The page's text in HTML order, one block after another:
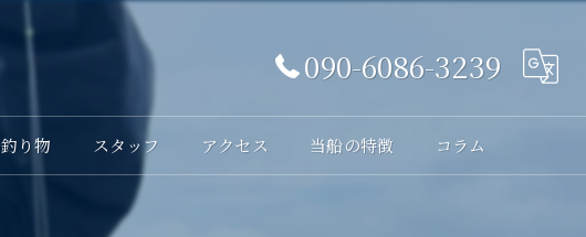
090-6086-3239
釣り物 スタッフ アクセス 当船の特徴 コラム